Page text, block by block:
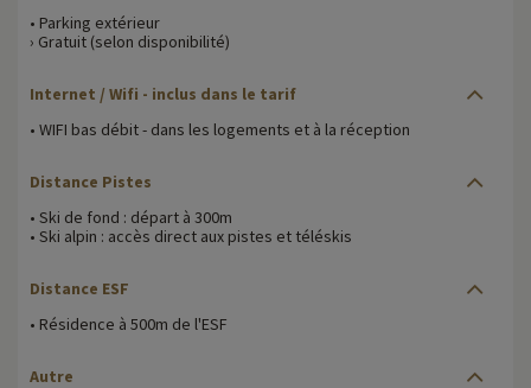
• Parking extérieur
› Gratuit (selon disponibilité)
Internet / Wifi - inclus dans le tarif
• WIFI bas débit - dans les logements et à la réception
Distance Pistes
• Ski de fond : départ à 300m
• Ski alpin : accès direct aux pistes et téléskis
Distance ESF
• Résidence à 500m de l'ESF
Autre